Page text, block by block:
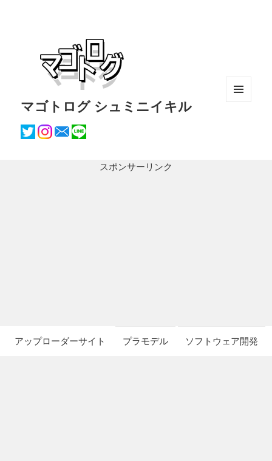
マゴトログ シュミニイキル
スポンサーリンク
アップローダーサイト プラモデル ソフトウェア開発